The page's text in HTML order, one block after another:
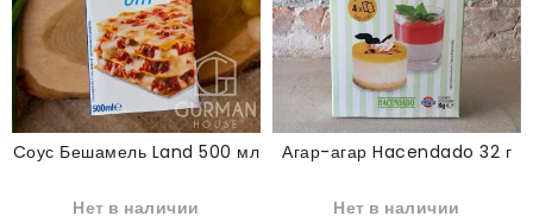
Cоус Бешамель Land 500 мл
Нет в наличии
Агар-агар Hacendado 32 г
Нет в наличии